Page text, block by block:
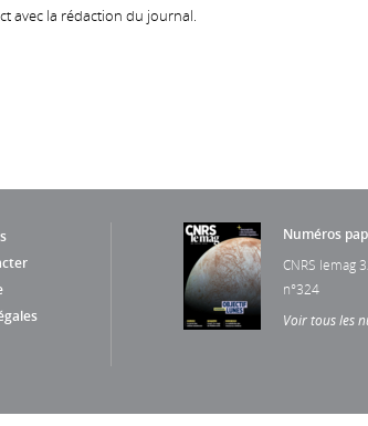
avec la rédaction du journal.
Numéros
CNRS lemag
n°324
Voir tous les